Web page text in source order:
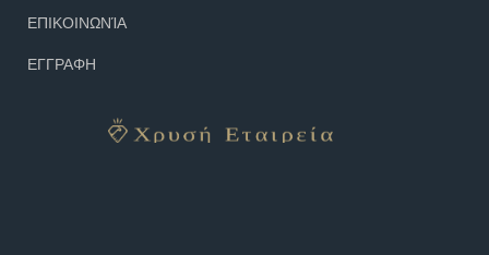
ΕΠΙΚΟΙΝΩΝΊΑ
ΕΓΓΡΑΦΗ